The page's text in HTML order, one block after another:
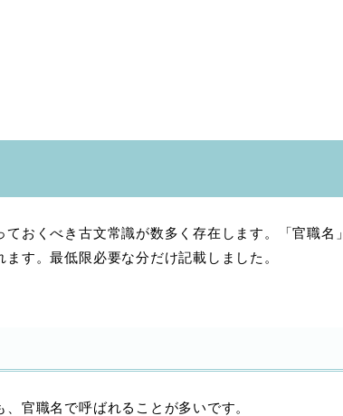
おくべき古文常識が数多く存在します。「官職名」
す。最低限必要な分だけ記載しました。
官職名で呼ばれることが多いです。